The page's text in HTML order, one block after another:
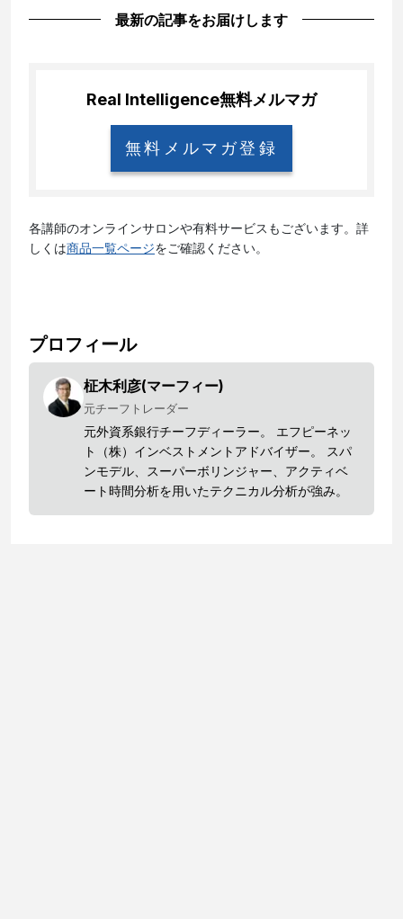
最新の記事をお届けします
Real Intelligence無料メルマガ
無料メルマガ登録
各講師のオンラインサロンや有料サービスもございます。詳
しくは商品一覧ページをご確認ください。
プロフィール
柾木利彦(マーフィー)
元チーフトレーダー
元外資系銀行チーフディーラー。 エフピーネッ
ト（株）インベストメントアドバイザー。 スパ
ンモデル、スーパーボリンジャー、アクティベ
ート時間分析を用いたテクニカル分析が強み。